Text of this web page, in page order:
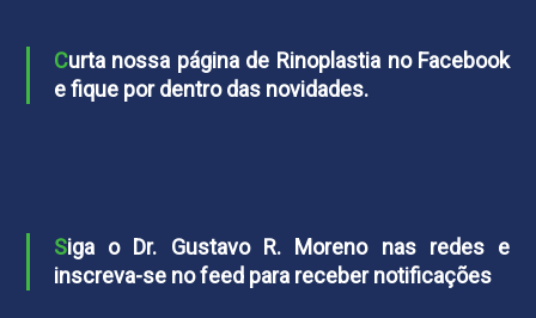
Curta nossa página de Rinoplastia no Facebook
e fique por dentro das novidades.
Siga o Dr. Gustavo R. Moreno nas redes e
inscreva-se no feed para receber notificações